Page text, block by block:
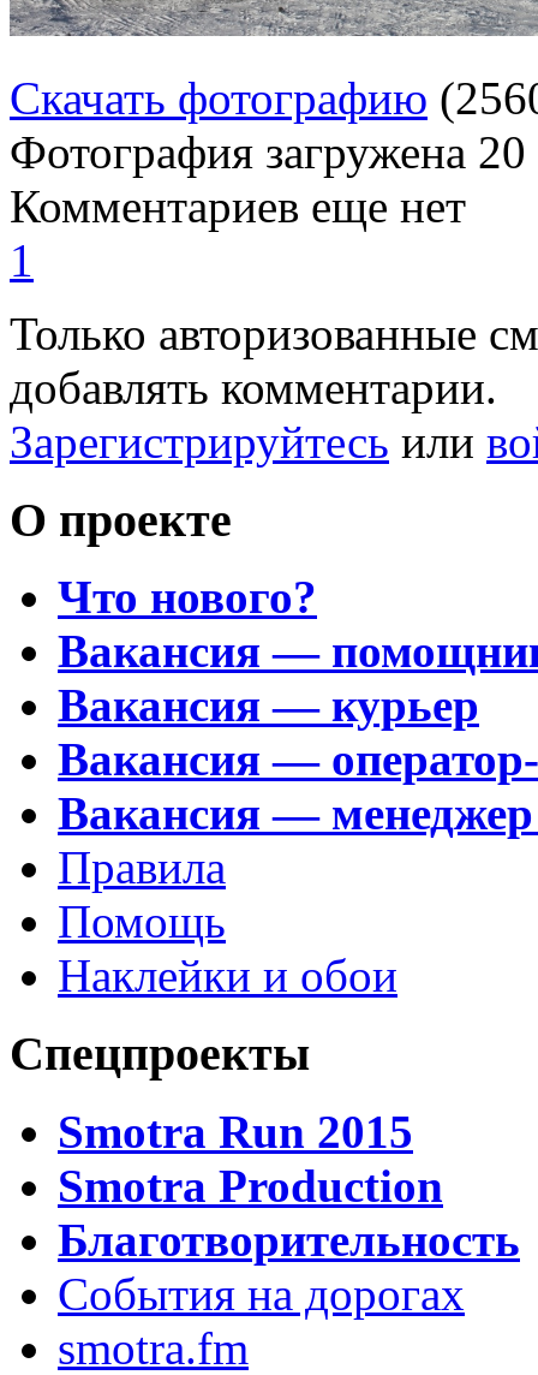
Скачать фотографию
Фотография загружена 20
Комментариев еще нет
1
Только авторизованные
добавлять комментарии.
Зарегистрируйтесь или
О проекте
Что нового?
Вакансия —
Вакансия — курьер
Вакансия —
Вакансия —
Правила
Помощь
Наклейки и обои
Спецпроекты
Smotra Run 2015
Smotra Production
Благотворительность
События на дорогах
smotra.fm